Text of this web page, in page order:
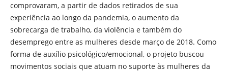
comprovaram, a partir de dados retirados de sua
experiência ao longo da pandemia, o aumento da
sobrecarga de trabalho, da violência e também do
desemprego entre as mulheres desde março de 2018. Como
forma de auxílio psicológico/emocional, o projeto buscou
movimentos sociais que atuam no suporte às mulheres da